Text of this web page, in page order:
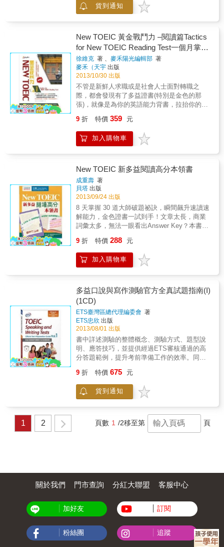
數。像家教一樣給你明確又親切的解說。最具
實用性的多益參考書，讓你完美自學，一步步
突破自己！ 戰勝新多益& 超實力派5大重點 多
益女王推薦的學習計畫表！ 距離考試只剩一、
二個月？！別擔心，早就幫你排好專業的學習
計劃表，跟著計劃表學習，考前一個月也能掌
握應考訣竅！ 各單元概要及攻略！ Part－先瞭
解多益測驗的重要概念：命題方向與題目類
型，同時歸納、整理出最有效的解題方法，學
習起來更有效率！ 一眼掌握各主題的核心內
容！ Chapter－再將正式測驗中的各種出題類型
清楚細分，每種題型的解題要領、句型文法的
分析步驟，正確答案和錯誤答案逐一解析，瞬
間掌握重點！ 一次進行重點整理和解題訓練！
不用前後反覆翻頁，一面就能學完一個重點。
左頁考古題解析、重點提醒和高分秘訣 右頁
回完整模擬試題，正式考試時什麼題型都不
怕！ 日本、韓國、中國的多益考生，試前必
讀、完美認可的多益Know how超強戰略書！
「900分不是夢想！我一定要達成目標！」 這
句話加上這本書，就是累積最紮實學習力和最
持久有效戰鬥力，終結新多益的最強武器！
呈現，沒有長篇大論，只著重基礎概念與重
點，簡單易懂，第一次準備TOEIC的考生也可
以在短時間內將重點文法一網打盡、通通學起
風格清新幽默的插圖解說文法，藉由插圖的呈
現，協助考生釐清易混淆觀念，同時可加深印
象、幫助記憶，更能藉此激發學習興趣、提高
學習效率。 模擬試題演練，解題技巧一次掌握
本書模擬試題專攻PART 5「單句填空」，協助
考生熟悉TOEIC常見文法題型，每單元還設計
豐富的文法習題，讓考生有充足的練習機會。
試題皆附有詳盡解析，協助考生掌握解題訣
TOEIC！ 試題朗讀MP3，學習效果加倍 模擬試
聽試題朗讀加深印象，同時訓練聽力，多管齊
下學文法，重要觀念深印腦海！ 搭配《TOEIC
多益圖解字彙筆記》，一次就衝破600分大關
字彙和文法是學好英文的兩大關鍵，搭配系列
書《TOEIC多益圖解字彙筆記》(請點我：
www.books.com.tw/products/0010628435)一起
準備，不但TOEIC可以考取好成績，英文實力
也能真正大幅提升。
不到關鍵句子……本書由日本權威TOEIC教學
Method」教學法，20年來幫助無數考生在短時
間突破低點，分數大幅提升，並成功幫助超過
四萬人取得900分以上的金色證書。作者群經年
累月觀察閱讀考題趨勢，並定期參加TOEIC測
驗，編寫出最具代表性的500道模擬試題，幫助
考生反覆熟練「出題模式」及「答題技巧」，
再配合作者群的「獨家解析」，想在75分鐘內
正確寫完100道題目，絕對不是夢！ 收錄500道
試題，密集訓練加快答題速度大量練習，是取
得高分的不二法門。本書收錄五回閱讀模擬測
題的速度及準度。難度比例較高，有效提升應
試實力所有題目皆附答題「正確率」，為作者
長期統計考生答對該題的比例，正確率愈低則
易犯錯誤，一目了然。本書難度較正式考試
高，考前反覆練習增強實力，必可從容應試，
在考場上發揮最佳實力。題目詳細解說，深入
分析出題重點本書包含五回TOEIC閱讀模擬測
驗，每回各100道題目。每道題目皆附中文翻譯
及解析。哪裡錯？為什麼錯？讓你茅塞頓開，
一看就懂！掌握答題對策，找出最適合自己的
類題型，並在考試時熟練運用解題技巧。本書
歸納整理出Part 5～Part 7，考生不可不知的的
答題對策及解題方法，例如究竟應該先看題目
再看文章，還是直接看文章再作答？棘手的文
合的方法，反覆練習以迎接正式測驗。
貨到通知
New TOEIC 黃金戰鬥力 –閱讀篇Tactics
for New TOEIC Reading Test一個月掌握
商用必備單字及考試技巧
徐維克 著 、麥禾陽光編輯部 著
麥禾（天宇 出版
2013/10/30 出版
不管是新鮮人求職或是社會人士面對轉職之
際，都會發現有了多益證書(特別是金色的那
張)，就像是為你的英語能力背書，拉抬你的競
試是個特別針對母語非英語的人士所設計的全
球性考試，主要是在測試應試者在職場上的英
語溝通能力，每個月都有多益測試，也就是說
己所得到的分數獲得證書，對許多應試者來說
真的很方便，所以目前考多益的人也就愈來愈
多。 有鑑於此，麥禾陽光推出《NEW TOEIC
黃金戰鬥力&mdash;閱讀篇》，希望能幫助有
計畫參加多益考試的讀者，能夠在最短的時
間、用最有效率的學習方式來準備考試。我們
請到對多益考試相當熟悉且有研究的作者群，
進行試題的編寫與分析，並加入必備商用300
字，每天學習10個單字與例句，例句皆與多益
書中所介紹的speed reading來加強學習效果，
此部份內容並附有MP3，如此一來還能利用機
會熟悉美、加、英、澳等四國口音，練習聽
皆有標示難易度，更方便學習，並加入「瑣碎
時間看這裡」的單元，旨在幫助讀者能利用一
兩分鐘的時間快速瀏覽文法重點，也能即時與
題目中的內容做對照，無需特意去背文法書的
內容，積少成多，這就是滿分990的致勝關鍵！
書中也提供多益相關的資訊及應考小物，像是
學習進度表、單字確認單(word list)、單字小卡
(word card)等等，讓讀者利用這一本書就能準
重點錦囊，以從容、輕鬆的態度來面對多益測
驗，相信這樣一定會在多益測驗中獲得好成
績，祝福大家都能擁有黃金戰鬥力，信心滿滿
9 折 特價 359 元
加入購物車
New TOEIC 新多益閱讀高分本領書
成重壽 著
貝塔 出版
2013/09/24 出版
8 天掌握 30 道大師破題祕訣，瞬間飆升速讀速
解能力，金色證書一試到手！文章太長，商業
詞彙太多，無法一眼看出Answer Key？本書一
英文資訊的能力，輕鬆破解 Part 7 出題詭計，
提升作答速度及準度，一試高分過關！ 無法答
完 Part 7必定與金色證書無緣！絕大多數的多
書的八天讀書計畫、學習多益暢銷大師的獨家
祕訣，即可逆轉原本拖垮你的 ＜Part 7 文章理
解題＞ 為飆分主力。本書針對閱讀測驗中的
Part 7 做深入剖析，即使備考時間有限，也能
輕鬆掌握書中提供的出題重點及應試技巧，使
你在考試時間內精準完成篇幅最長的 Part 7 文
章理解題，高分過關！本書特色■ 30 道奪分 包
揭露最新命題趨勢指引、大師獨門解題撇步 ＆
必考文章類型攻略！Part 7 的題目設計有脈絡
可循，只要對出題模式瞭若指掌，作答就能
經驗，歸納5個剖析試題策略、3個快速解題撇
步，以及破解6大類文章類型的22種奪分攻略，
使你在有限時間內用最快的速度領會文章脈
絡、解題重點，迎向高分！■ 1分鐘解1題的速
讀能力 + 挑戰滿分關鍵字彙補給 = Part 7 高分
保證！ 想戰勝 Part 7 必先熟習本書傳授的速讀
整理的 1,000 個重點商務字彙，一定能有效提
考點，吸收攻略後立即驗收成效，應考力倍
增！離考試日期不到一個月，手中擁有千道模
你精心規劃最逼真貼近正式考試的模擬試題，
試題設計涵蓋最頻出的題型及考點，讓你可隨
9 折 特價 288 元
加入購物車
多益口說與寫作測驗官方全真試題指南(I)
(1CD)
ETS臺灣區總代理編委會 著
ETS忠欣 出版
2013/08/01 出版
書中詳述測驗的整體概念、測驗方式、題型說
明、應答技巧，並提供經過ETS審核通過的高
分答題範例，提升考前準備工作的效率。同
人員了解國際溝通英語評量的特性，以作為其
教學管理與語言管理工作的參考。 & 本書特色
& ●第一本為台灣考生所編寫的多益口說與寫作
驗題型說明、答題技巧、準備要點、答題範例
與說明，讓考生迅速掌握測驗題型與準備方
說明，讓考生有效率掌握高分祕訣。
9 折 特價 675 元
貨到通知
1 2 頁數 1 /2移至第 頁
關於我們 門市查詢 分紅大聯盟 客服中心
加好友 訂閱
粉絲團 追蹤